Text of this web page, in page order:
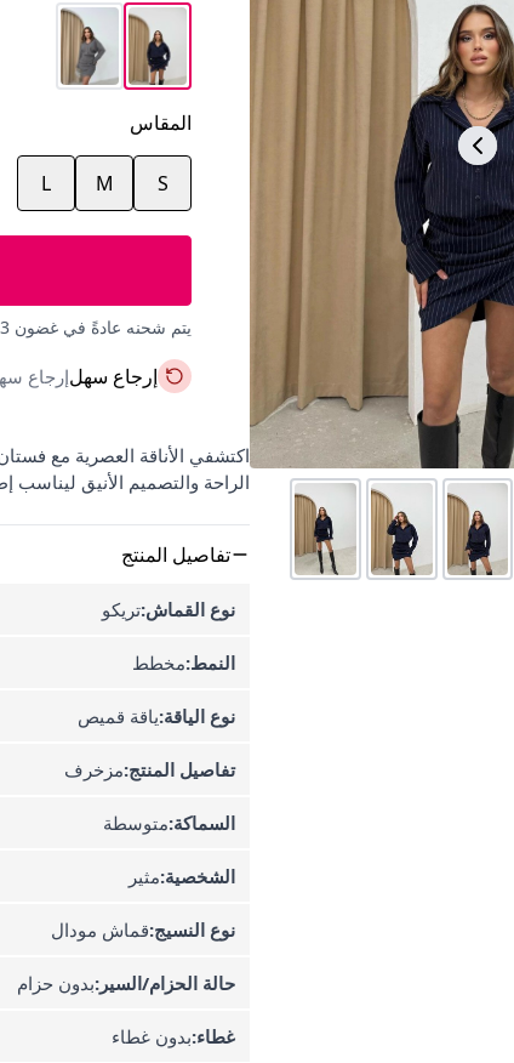
المقاس
S
M
L
يتم شحنه عادةً في غضون 3-1 يوم
إرجاع سهلإرجاع
الراحة والتصميم الأنيق
تفاصيل المنتج
نوع القماش:تريكو
النمط:مخطط
نوع الياقة:ياقة قميص
تفاصيل المنتج:مزخرف
السماكة:متوسطة
الشخصية:مثير
نوع النسيج:قماش مودال
حالة الحزام/السير:بدون حزام
غطاء:بدون غطاء